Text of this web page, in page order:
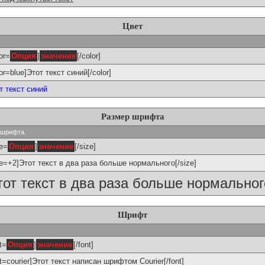
Цвет
Опция ] значение [/color]
текст синий[/color]
текст синий
Размер шрифта
Опция ] значение [/size]
текст в два раза больше нормального[/size]
текст в два раза больше
Шрифт
Опция ] значение [/font]
текст написан шрифтом Courier[/font]